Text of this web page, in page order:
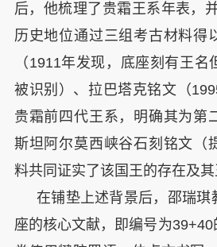
后，他梳理了贵霜王系年表，
历史地位通过三组考古材料得
（ 1911年发现，底座刻有王名
被识别）、拉巴塔克铭文（
贵霜前四代王系，明确其为第
斯坦阿尔莫西峡谷石刻铭文（
料共同证实了该国王的存在及其
在铺垫上述背景后，邵瑞琪
座的核心文献，即编号为39+40